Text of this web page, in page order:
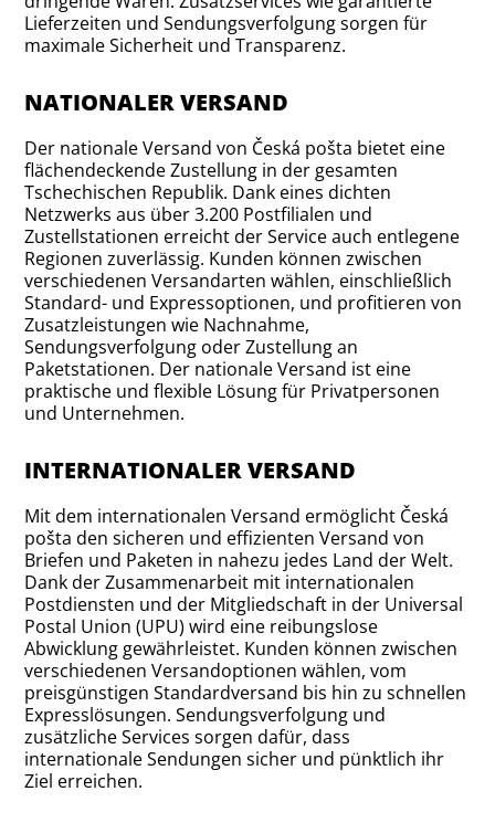
Lieferzeiten und Sendungsverfolgung sorgen für
maximale Sicherheit und Transparenz.
NATIONALER VERSAND
Der nationale Versand von Česká pošta bietet eine
flächendeckende Zustellung in der gesamten
Tschechischen Republik. Dank eines dichten
Netzwerks aus über 3.200 Postfilialen und
Zustellstationen erreicht der Service auch entlegene
Regionen zuverlässig. Kunden können zwischen
verschiedenen Versandarten wählen, einschließlich
Standard- und Expressoptionen, und profitieren von
Zusatzleistungen wie Nachnahme,
Sendungsverfolgung oder Zustellung an
Paketstationen. Der nationale Versand ist eine
praktische und flexible Lösung für Privatpersonen
und Unternehmen.
INTERNATIONALER VERSAND
Mit dem internationalen Versand ermöglicht Česká
pošta den sicheren und effizienten Versand von
Briefen und Paketen in nahezu jedes Land der Welt.
Dank der Zusammenarbeit mit internationalen
Postdiensten und der Mitgliedschaft in der Universal
Postal Union (UPU) wird eine reibungslose
Abwicklung gewährleistet. Kunden können zwischen
verschiedenen Versandoptionen wählen, vom
preisgünstigen Standardversand bis hin zu schnellen
Expresslösungen. Sendungsverfolgung und
zusätzliche Services sorgen dafür, dass
internationale Sendungen sicher und pünktlich ihr
Ziel erreichen.